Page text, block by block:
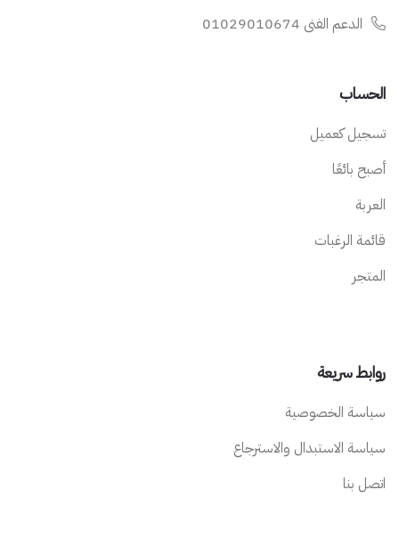
الدعم الفنى 01029010674
الحساب
تسجيل كعميل
أصبح بائعًا
العربة
قائمة الرغبات
المتجر
روابط سريعة
سياسة الخصوصية
سياسة الاستبدال والاسترجاع
اتصل بنا